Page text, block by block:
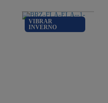
VIBRAR
INVERNO